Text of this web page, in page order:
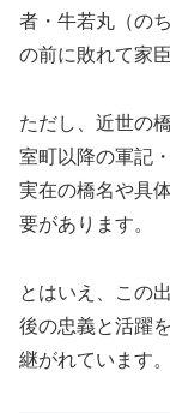
者・牛若丸（の
の前に敗れて家
ただし、近世の
室町以降の軍記
実在の橋名や具
要があります。
とはいえ、この
後の忠義と活躍
継がれています。